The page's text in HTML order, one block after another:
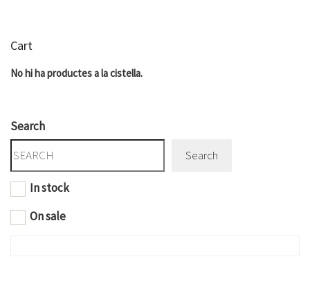
Cart
No hi ha productes a la cistella.
Search
Search
In stock
On sale